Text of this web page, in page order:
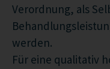
Verordnung, als
werden.
Für eine qualitativ